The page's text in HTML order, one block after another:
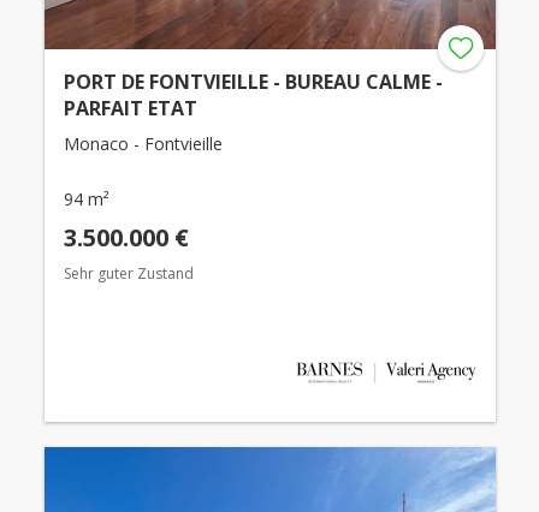
PORT DE FONTVIEILLE - BUREAU CALME -
PARFAIT ETAT
Monaco - Fontvieille
94 m²
3.500.000 €
Sehr guter Zustand